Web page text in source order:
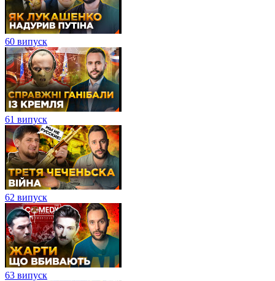
60 випуск
61 випуск
62 випуск
63 випуск